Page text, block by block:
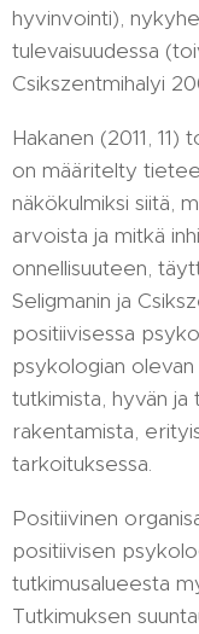
hyvinvointi),
tulevaisuudessa
Csikszentmihalyi
Hakanen (2011,
on määritelty
näkökulmiksi siitä,
arvoista ja mitkä
onnellisuuteen,
Seligmanin ja
positiivisessa
psykologian
tutkimista, hyvän ja
rakentamista,
tarkoituksessa.
Positiivinen
positiivisen
tutkimusalueesta
Tutkimuksen